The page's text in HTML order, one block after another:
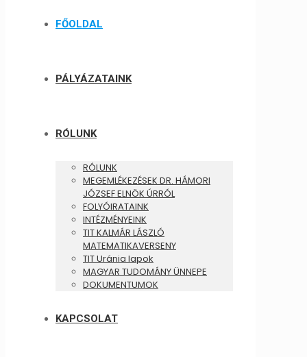
FŐOLDAL
PÁLYÁZATAINK
RÓLUNK
RÓLUNK
MEGEMLÉKEZÉSEK DR. HÁMORI
JÓZSEF ELNÖK ÚRRÓL
FOLYÓIRATAINK
INTÉZMÉNYEINK
TIT KALMÁR LÁSZLÓ
MATEMATIKAVERSENY
TIT Uránia lapok
MAGYAR TUDOMÁNY ÜNNEPE
DOKUMENTUMOK
KAPCSOLAT